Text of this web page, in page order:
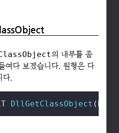
의 내부를 좀
여다 보겠습니다. 원형은 다
다.
DllGetClassObject